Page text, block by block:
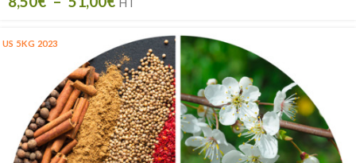
US 5KG 2023